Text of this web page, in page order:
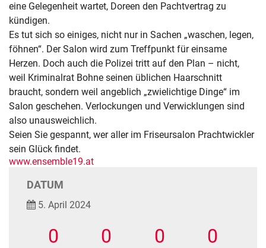
eine Gelegenheit wartet, Doreen den Pachtvertrag zu
kündigen.
Es tut sich so einiges, nicht nur in Sachen „waschen, legen,
föhnen“. Der Salon wird zum Treffpunkt für einsame
Herzen. Doch auch die Polizei tritt auf den Plan – nicht,
weil Kriminalrat Bohne seinen üblichen Haarschnitt
braucht, sondern weil angeblich „zwielichtige Dinge“ im
Salon geschehen. Verlockungen und Verwicklungen sind
also unausweichlich.
Seien Sie gespannt, wer aller im Friseursalon Prachtwickler
sein Glück findet.
www.ensemble19.at
DATUM
5. April 2024
0 0 0 0